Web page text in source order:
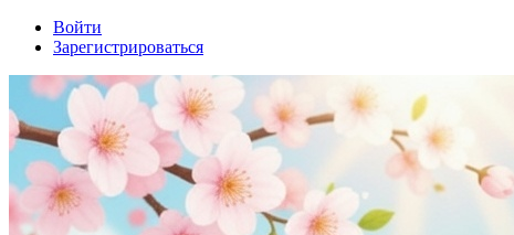
Войти
Зарегистрироваться